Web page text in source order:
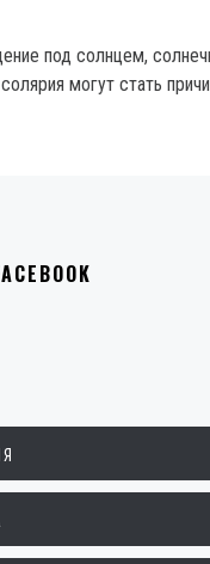
под солнцем,
могут стать